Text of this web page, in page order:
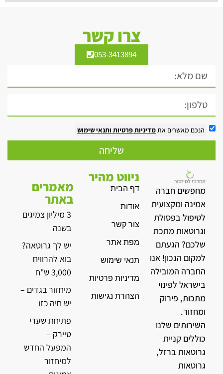
צרו קשר
053-3413894
הנכם מאשרים אתמדיניות פרטיות ותנאי שימוש
שליחה
מחפשים חברה
אמינה ומקצועית
לטיפול בפסולת
וגרוטאות מתכת
שלכם? הגעתם
למקום הנכון! אנו
החברה המובילה
בישראל לפינוי
מתכות, פירוק
ומחזור.
השירותים שלנו
כוללים קניית
גרוטאות ברזל,
גרוטאות
ניווט מהיר
דף הבית
אודות
צור קשר
מפת אתר
תנאי שימוש
מדיניות פרטיות
הצהרת נגישות
מאמרים
באתר
3 מיליון צמיגים
בשנה
יש לך גרוטאה?
בוא להרוויח
3,000 ש"ח
מיחזור בגדים –
יש חיה כזו
פתיחת שערי
טיירק –
המפעל החדש
למיחזור